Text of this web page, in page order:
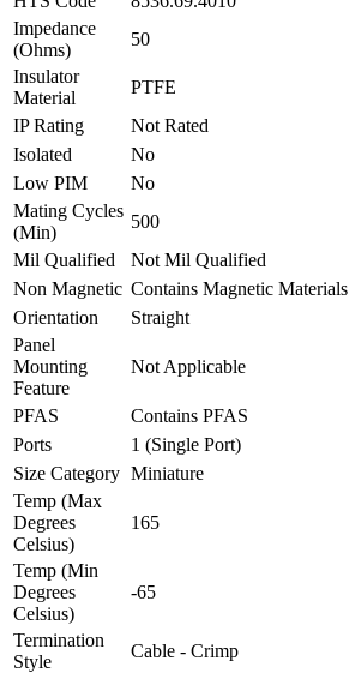
Impedance
(Ohms)
50
Insulator
Material
PTFE
IP Rating
Not Rated
Isolated
No
Low PIM
No
Mating Cycles
(Min)
500
Mil Qualified
Not Mil Qualified
Non Magnetic Contains Magnetic Materials
Orientation
Straight
Panel
Mounting
Feature
Not Applicable
PFAS
Contains PFAS
Ports
1 (Single Port)
Size Category Miniature
Temp (Max
Degrees
Celsius)
165
Temp (Min
Degrees
Celsius)
-65
Termination
Style
Cable - Crimp